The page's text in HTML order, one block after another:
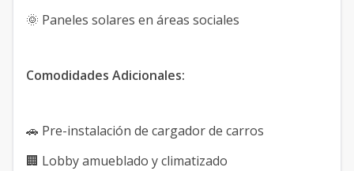
🌞 Paneles solares en áreas sociales
Comodidades Adicionales:
🚗 Pre-instalación de cargador de carros
🏢 Lobby amueblado y climatizado